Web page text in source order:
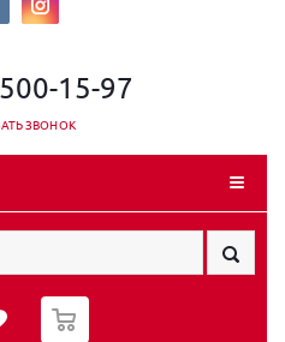
15-97
ЗВОНОК
0